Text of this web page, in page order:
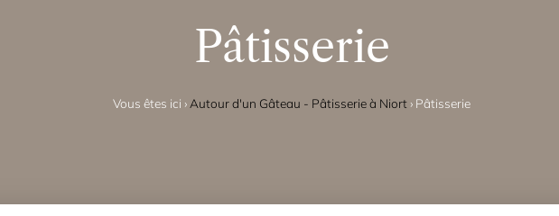
Pâtisserie
Vous êtes ici › Autour d'un Gâteau - Pâtisserie à Niort › Pâtisserie